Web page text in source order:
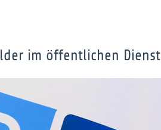
im öffentlichen Dienst